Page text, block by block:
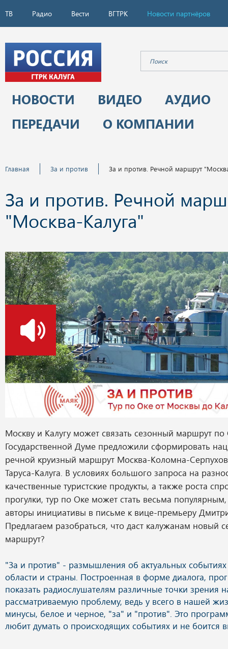
ТВ Радио Вести ВГТРК Новости партнёров
НОВОСТИ ВИДЕО
АУДИО
ПЕРЕДАЧИ
О КОМПАНИИ
Главная За и против За и против. Речной маршрут
За и против. Речной
"Москва-Калуга"
Москву и Калугу может связать сезонный маршрут по
Государственной Думе предложили сформировать
речной круизный маршрут Москва-Коломна-
Таруса-Калуга. В условиях большого запроса на
качественные туристские продукты, а также роста
прогулки, тур по Оке может стать весьма
авторы инициативы в письме к вице-премьеру
Предлагаем разобраться, что даст калужанам новый
маршрут?